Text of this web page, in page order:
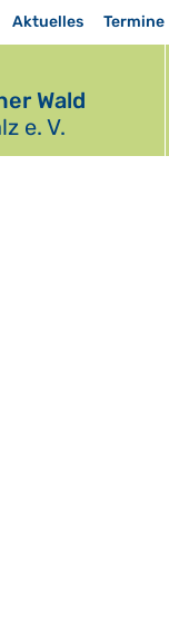
Aktuelles Termine
Wald
e. V.